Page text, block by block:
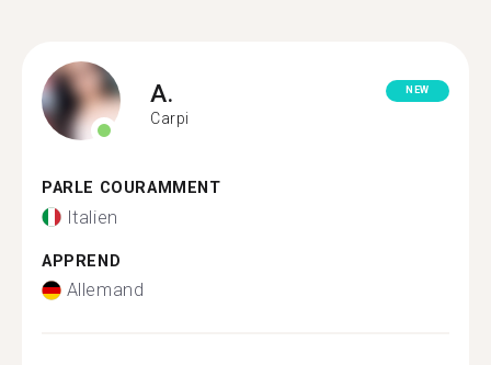
A.
Carpi
NEW
PARLE COURAMMENT
Italien
APPREND
Allemand